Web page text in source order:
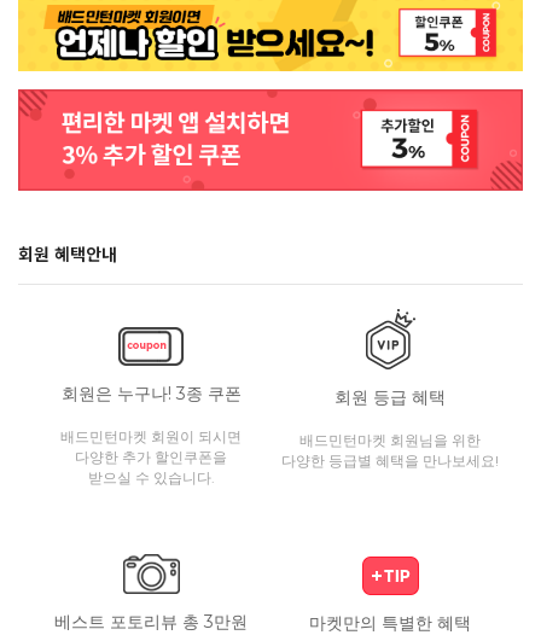
회원 혜택안내
회원은 누구나! 3종 쿠폰
배드민턴마켓 회원이 되시면
다양한 추가 할인쿠폰을
받으실 수 있습니다.
회원 등급 혜택
배드민턴마켓 회원님을 위한
다양한 등급별 혜택을 만나보세요!
베스트 포토리뷰 총 3만원 마켓만의 특별한 혜택